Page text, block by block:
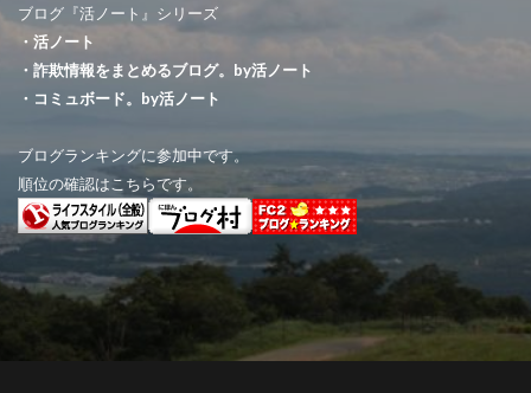
ブログ『活ノート』シリーズ
・活ノート
・詐欺情報をまとめるブログ。by活ノート
・コミュボード。by活ノート
ブログランキングに参加中です。
順位の確認はこちらです。